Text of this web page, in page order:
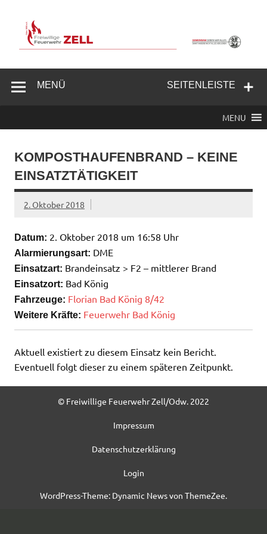
springen
Feuerwehr
SEITENLEISTE
MENÜ
MENU
KOMPOSTHAUFENBRAND – KEINE
EINSATZTÄTIGKEIT
2. Oktober 2018
Datum: 2. Oktober 2018 um 16:58 Uhr
Alarmierungsart: DME
Einsatzart: Brandeinsatz > F2 – mittlerer Brand
Einsatzort: Bad König
Fahrzeuge: Florian Bad König 8/42
Weitere Kräfte: Feuerwehr Bad König
Aktuell existiert zu diesem Einsatz kein Bericht.
Eventuell folgt dieser zu einem späteren Zeitpunkt.
© Freiwillige Feuerwehr Zell/Odw. 2022
Impressum
Datenschutzerklärung
Login
WordPress-Theme: Dynamic News von ThemeZee.